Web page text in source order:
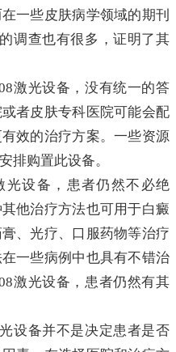
一些皮肤病学领域的期刊
调查也有很多，证明了其
光设备，没有统一的答
者皮肤专科医院可能会配
效的治疗方案。一些资源
排购置此设备。
设备，患者仍然不必绝
他治疗方法也可用于白癜
、光疗、口服药物等治疗
一些病例中也具有不错治
激光设备，患者仍然有其
备并不是决定患者是否